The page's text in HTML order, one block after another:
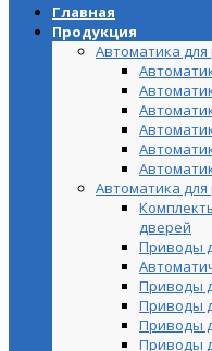
Главная
Продукция
Автоматика
Автоматика
дверей
Приводы
Приводы
Приводы
Приводы
Приводы